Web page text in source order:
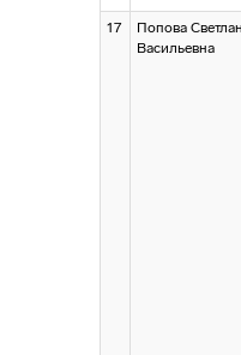
17
Попова
Васильевна